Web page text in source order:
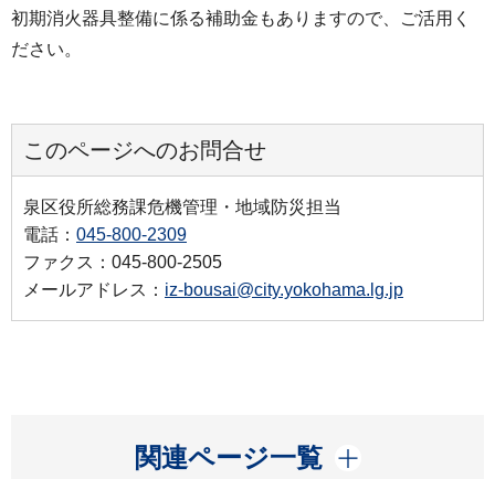
初期消火器具整備に係る補助金もありますので、ご活用く
ださい。
このページへのお問合せ
泉区役所総務課危機管理・地域防災担当
電話： 045-800-2309
ファクス：045-800-2505
メールアドレス： iz-bousai@city.yokohama.lg.jp
関連ページ一覧
開く